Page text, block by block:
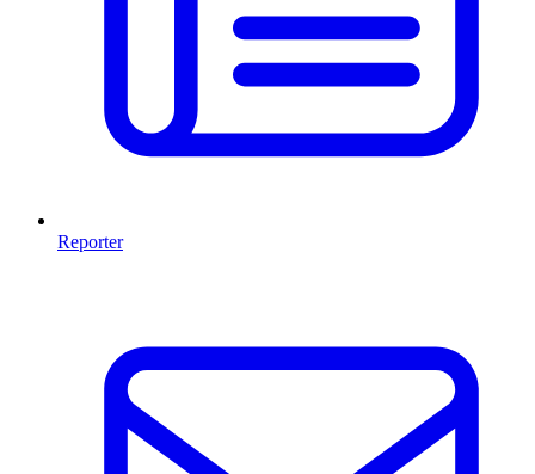
Reporter